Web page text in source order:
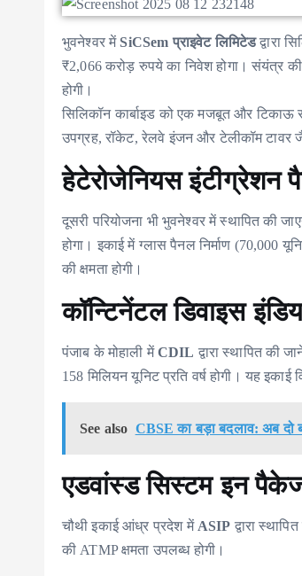
भुवनेश्वर में SiCSem प्राइवेट लिमिटेडद्वारा
₹2,066 करोड़ रुपये का निवेश होगा। संयंत्र
होगी।
सिलिकॉन कार्बाइड को एक मजबूत और टिकाऊ
उपग्रह, रॉकेट, रेलवे इंजन और टेलीकॉम टावर
हेटेरोजेनियस इंटीग्रेशन
दूसरी परियोजना भी भुवनेश्वर में स्थापित की
होगा। इकाई में ग्लास पैनल निर्माण (70,000
की क्षमता होगी।
कॉन्टिनेंटल डिवाइस
पंजाब के मोहाली मेंCDIL द्वारा स्थापित की
158 मिलियन यूनिट प्रति वर्ष होगी। यह
See also CBSE का बड़ा बदलाव: अब दो
एडवांस्ड सिस्टम इन
चौथी इकाई आंध्र प्रदेश में ASIP द्वारा
की ATMP क्षमता उपलब्ध होगी।